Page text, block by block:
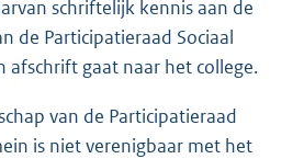
schriftelijk kennis aan de
de Participatieraad Sociaal
afschrift gaat naar het college.
van de Participatieraad
is niet verenigbaar met het